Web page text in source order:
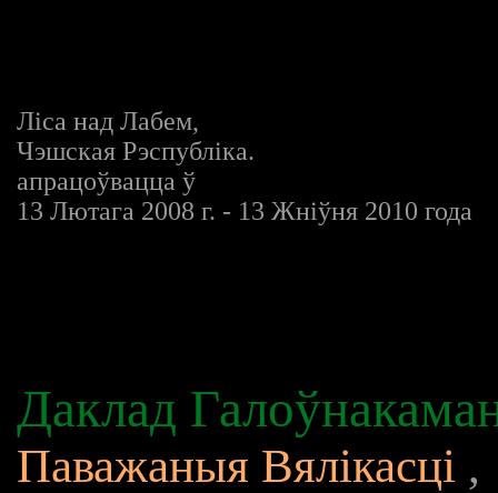
Ліса над Лабем,
Чэшская Рэспубліка.
апрацоўвацца ў
13 Лютага 2008 г. - 13 Жніўня 2010 года
Даклад
Паважаныя Вялікасці ,